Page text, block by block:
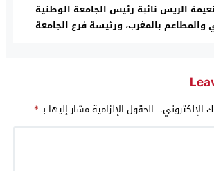
الريس نائبة رئيس الجامعة الوطنية
والمطاعم بالمغرب، ورئيسة فرع الجامعة
الإلكتروني. الحقول الإلزامية مشار إليها بـ*